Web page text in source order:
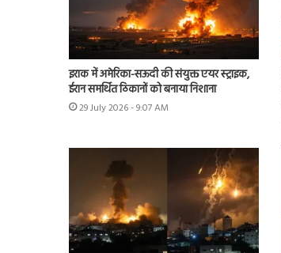
इराक में अमेरिका-सऊदी की संयुक्त एयर स्ट्राइक,
ईरान समर्थित ठिकानों को बनाया निशाना
29 July 2026 - 9:07 AM